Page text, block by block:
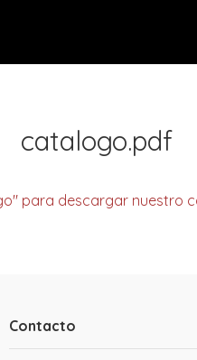
catalogo.pdf
para descargar nuestro
Contacto